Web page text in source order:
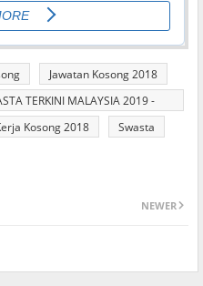
Jawatan Kosong 2018
TERKINI MALAYSIA 2019 -
Kosong 2018 Swasta
NEWER